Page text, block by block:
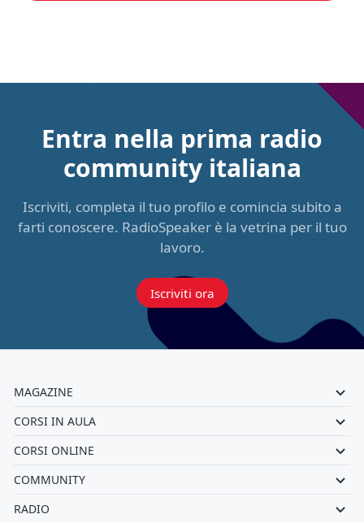
Entra nella prima radio
community italiana
Iscriviti, completa il tuo profilo e comincia subito a
farti conoscere. RadioSpeaker è la vetrina per il tuo
lavoro.
Iscriviti ora
MAGAZINE
CORSI IN AULA
CORSI ONLINE
COMMUNITY
RADIO